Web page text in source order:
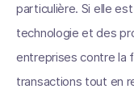
particulière. Si elle
technologie et des
entreprises contre la
transactions tout en